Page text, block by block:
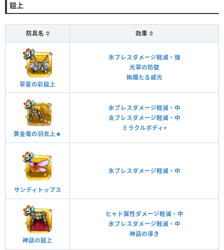
鎧上
防具名 効果
翠星の彩鎧上
氷ブレスダメージ軽減・強
光翠の防壁
絢爛たる威光
黄金竜の羽衣上★
氷ブレスダメージ軽減・中
炎ブレスダメージ軽減・中
ミラクルボディ+
サンディトップス
氷ブレスダメージ軽減・中
神話の鎧上
ヒャド属性ダメージ軽減・中
氷ブレスダメージ軽減・中
神話の導き